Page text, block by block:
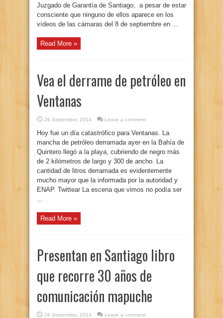
Juzgado de Garantía de Santiago, a pesar de estar
consciente que ninguno de ellos aparece en los
vídeos de las cámaras del 8 de septiembre en ...
Read More »
Vea el derrame de petróleo en
Ventanas
26 September, 2014 Leave a comment
Hoy fue un día catastrófico para Ventanas. La
mancha de petróleo derramada ayer en la Bahía de
Quintero llegó a la playa, cubriendo de negro más
de 2 kilómetros de largo y 300 de ancho. La
cantidad de litros derramada es evidentemente
mucho mayor que la informada por la autoridad y
ENAP. Twittear La escena que vimos no podía ser
...
Read More »
Presentan en Santiago libro
que recorre 30 años de
comunicación mapuche
26 September, 2014 Leave a comment